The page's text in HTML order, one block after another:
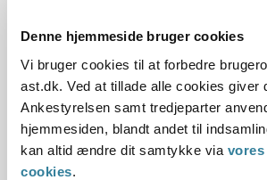
Denne hjemmeside bruger cookies
Vi bruger cookies til at forbedre
ast.dk. Ved at tillade alle cookies giver
Ankestyrelsen samt tredjeparter
hjemmesiden, blandt andet til
kan altid ændre dit samtykke via
cookies.
Paragraf
§ 26 § 19a § 19
Journalnummer
7000234-06